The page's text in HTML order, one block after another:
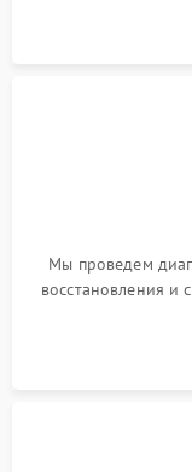
Мы проведем
восстановления и